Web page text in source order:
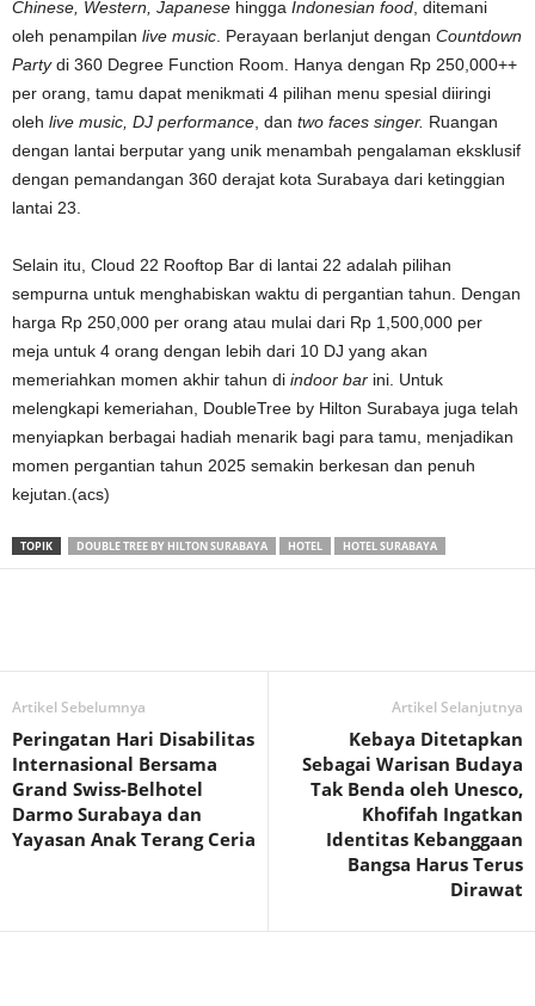
Chinese, Western, Japanese hingga Indonesian food , ditemani
oleh penampilan live music . Perayaan berlanjut dengan Countdown
Partydi 360 Degree Function Room. Hanya dengan Rp 250,000++
per orang, tamu dapat menikmati 4 pilihan menu spesial diiringi
oleh live music, DJ performance , dan two faces singer. Ruangan
dengan lantai berputar yang unik menambah pengalaman eksklusif
dengan pemandangan 360 derajat kota Surabaya dari ketinggian
lantai 23.
Selain itu, Cloud 22 Rooftop Bar di lantai 22 adalah pilihan
sempurna untuk menghabiskan waktu di pergantian tahun. Dengan
harga Rp 250,000 per orang atau mulai dari Rp 1,500,000 per
meja untuk 4 orang dengan lebih dari 10 DJ yang akan
memeriahkan momen akhir tahun di indoor bar ini. Untuk
melengkapi kemeriahan, DoubleTree by Hilton Surabaya juga telah
menyiapkan berbagai hadiah menarik bagi para tamu, menjadikan
momen pergantian tahun 2025 semakin berkesan dan penuh
kejutan.(acs)
TOPIK DOUBLE TREE BY HILTON SURABAYA HOTEL HOTEL SURABAYA
Artikel Sebelumnya
Peringatan Hari Disabilitas
Internasional Bersama
Grand Swiss-Belhotel
Darmo Surabaya dan
Yayasan Anak Terang Ceria
Artikel Selanjutnya
Kebaya Ditetapkan
Sebagai Warisan Budaya
Tak Benda oleh Unesco,
Khofifah Ingatkan
Identitas Kebanggaan
Bangsa Harus Terus
Dirawat